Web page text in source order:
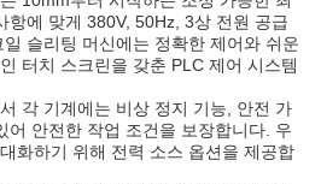
항에 맞게 380V, 50Hz, 3상 전원 공급
슬리팅 머신에는 정확한 제어와 쉬운
터치 스크린을 갖춘 PLC 제어 시스템
각 기계에는 비상 정지 기능, 안전 가
어 안전한 작업 조건을 보장합니다. 우
화하기 위해 전력 소스 옵션을 제공합